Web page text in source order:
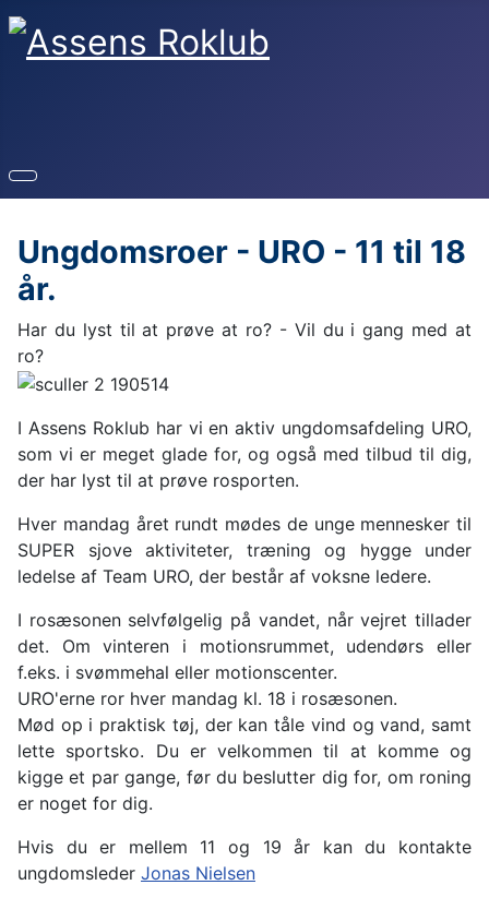
Ungdomsroer - URO - 11 til 18
år.
Har du lyst til at prøve at ro? - Vil du i gang med at
ro?
I Assens Roklub har vi en aktiv ungdomsafdeling URO,
som vi er meget glade for, og også med tilbud til dig,
der har lyst til at prøve rosporten.
Hver mandag året rundt mødes de unge mennesker til
SUPER sjove aktiviteter, træning og hygge under
ledelse af Team URO, der består af voksne ledere.
I rosæsonen selvfølgelig på vandet, når vejret tillader
det. Om vinteren i motionsrummet, udendørs eller
f.eks. i svømmehal eller motionscenter.
URO'erne ror hver mandag kl. 18 i rosæsonen.
Mød op i praktisk tøj, der kan tåle vind og vand, samt
lette sportsko. Du er velkommen til at komme og
kigge et par gange, før du beslutter dig for, om roning
er noget for dig.
Hvis du er mellem 11 og 19 år kan du kontakte
ungdomsleder Jonas Nielsen